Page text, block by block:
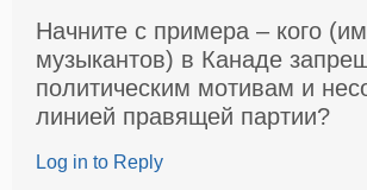
Начните с примера – кого
музыкантов) в Канаде
политическим мотивам и
линией правящей партии?
Log in to Reply